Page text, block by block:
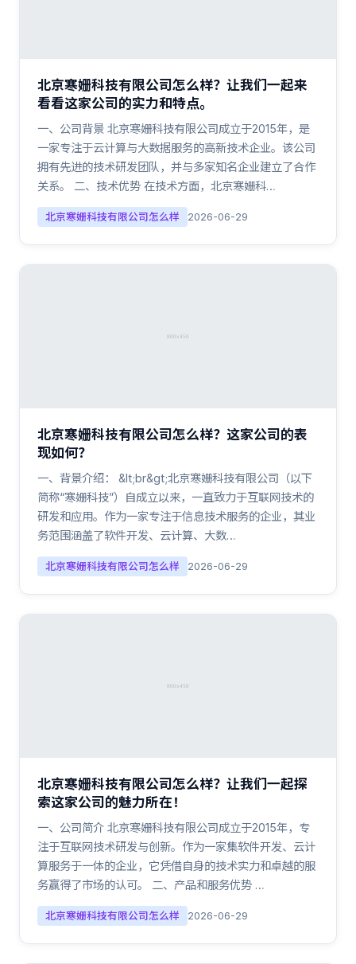
北京寒姗科技有限公司怎么样？让我们一起来
看看这家公司的实力和特点。
一、公司背景 北京寒姗科技有限公司成立于2015年，是
一家专注于云计算与大数据服务的高新技术企业。该公司
拥有先进的技术研发团队，并与多家知名企业建立了合作
关系。 二、技术优势 在技术方面，北京寒姗科…
北京寒姗科技有限公司怎么样 2026-06-29
北京寒姗科技有限公司怎么样？这家公司的表
现如何？
一、背景介绍： &lt;br&gt;北京寒姗科技有限公司（以下
简称“寒姗科技”）自成立以来，一直致力于互联网技术的
研发和应用。作为一家专注于信息技术服务的企业，其业
务范围涵盖了软件开发、云计算、大数…
北京寒姗科技有限公司怎么样 2026-06-29
北京寒姗科技有限公司怎么样？让我们一起探
索这家公司的魅力所在！
一、公司简介 北京寒姗科技有限公司成立于2015年，专
注于互联网技术研发与创新。作为一家集软件开发、云计
算服务于一体的企业，它凭借自身的技术实力和卓越的服
务赢得了市场的认可。 二、产品和服务优势 …
北京寒姗科技有限公司怎么样 2026-06-29